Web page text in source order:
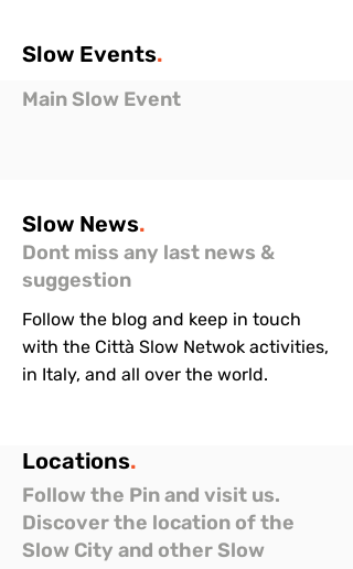
Slow Events.
Main Slow Event
Slow News.
Dont miss any last news &
suggestion
Follow the blog and keep in touch
with the Città Slow Netwok activities,
in Italy, and all over the world.
Locations.
Follow the Pin and visit us.
Discover the location of the
Slow City and other Slow